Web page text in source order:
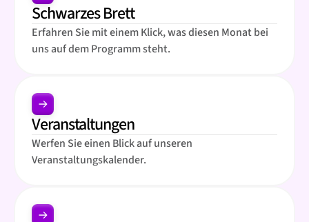
Schwarzes Brett
Erfahren Sie mit einem Klick, was diesen Monat bei
uns auf dem Programm steht.
Veranstaltungen
Werfen Sie einen Blick auf unseren
Veranstaltungskalender.